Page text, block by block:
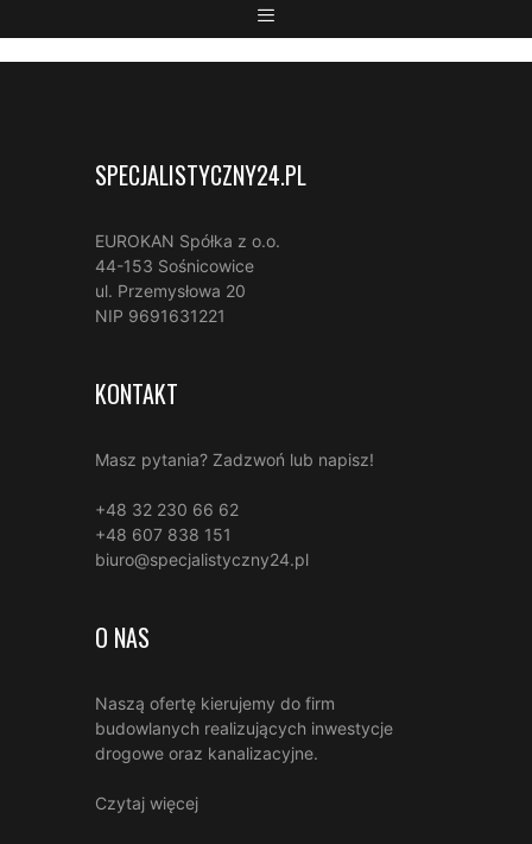
SPECJALISTYCZNY24.PL
EUROKAN Spółka z o.o.
44-153 Sośnicowice
ul. Przemysłowa 20
NIP 9691631221
KONTAKT
Masz pytania? Zadzwoń lub napisz!
+48 32 230 66 62
+48 607 838 151
biuro@specjalistyczny24.pl
O NAS
Naszą ofertę kierujemy do firm
budowlanych realizujących inwestycje
drogowe oraz kanalizacyjne.
Czytaj więcej